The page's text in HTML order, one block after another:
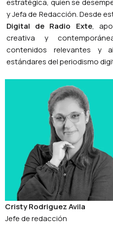
estratégica, quien se
y Jefa de Redacción. Desde
Digital de Radio Exte,
creativa y
contenidos relevantes y
estándares del periodismo
Cristy Rodriguez Avila
Jefe de redacción